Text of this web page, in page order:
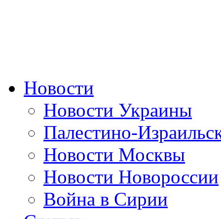
Новости
Новости Украины
Палестино-
Новости Москвы
Новости Новороссии
Война в Сирии